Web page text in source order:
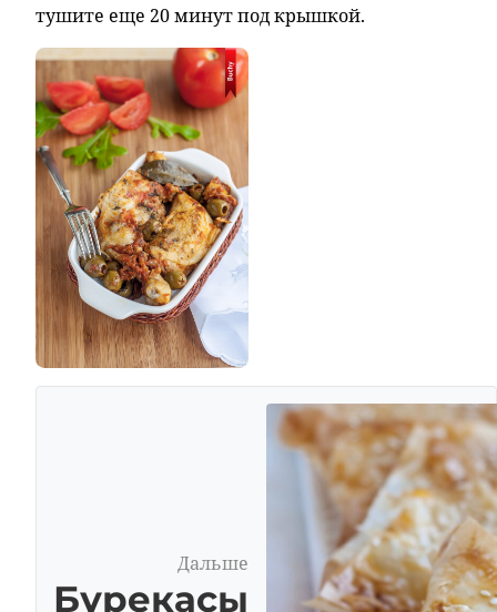
тушите еще 20 минут под крышкой.
Дальше
Бурекасы